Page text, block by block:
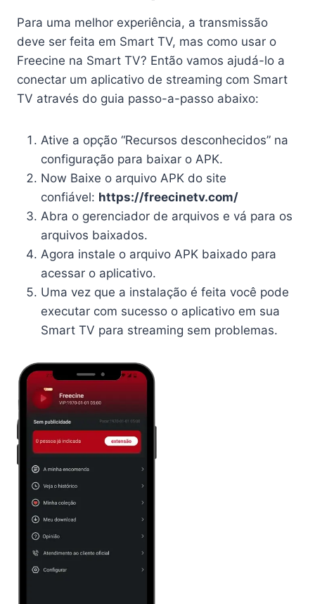
Para uma melhor experiência, a transmissão
deve ser feita em Smart TV, mas como usar o
Freecine na Smart TV? Então vamos ajudá-lo a
conectar um aplicativo de streaming com Smart
TV através do guia passo-a-passo abaixo:
Ative a opção “Recursos desconhecidos” na
configuração para baixar o APK.
Now Baixe o arquivo APK do site
confiável: https://freecinetv.com/
Abra o gerenciador de arquivos e vá para os
arquivos baixados.
Agora instale o arquivo APK baixado para
acessar o aplicativo.
Uma vez que a instalação é feita você pode
executar com sucesso o aplicativo em sua
Smart TV para streaming sem problemas.